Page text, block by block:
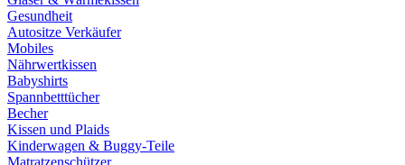
Gesundheit
Autositze Verkäufer
Mobiles
Nährwertkissen
Babyshirts
Spannbetttücher
Becher
Kissen und Plaids
Kinderwagen & Buggy-Teile
Matratzenschützer